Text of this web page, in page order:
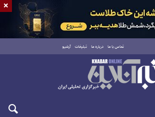
تماس با ما درباره ما تبلیغات آرشیو
یکشنبه ۱۸ مرداد ۱۴۰۵
×